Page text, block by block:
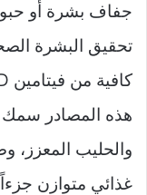
جفاف بشرة أو
تحقيق البشرة
هذه المصادر سمك
والحليب المعزز،
غذائي متوازن